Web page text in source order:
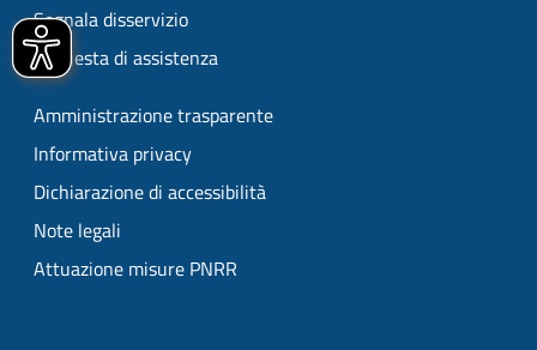
Segnala disservizio
Richiesta di assistenza
Amministrazione trasparente
Informativa privacy
Dichiarazione di accessibilità
Note legali
Attuazione misure PNRR